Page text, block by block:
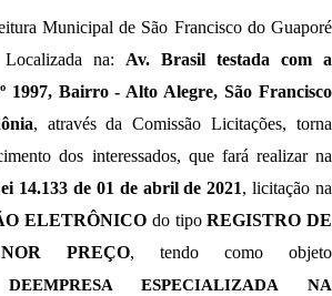
Municipal de São Francisco do Guaporé
na: Av. Brasil testada com a
1997, Bairro - Alto Alegre, São Francisco
, através da Comissão Licitações, torna
dos interessados, que fará realizar na
14.133 de 01 de abril de 2021, licitação na
ELETRÔNICO do tipoREGISTRO DE
PREÇO, tendo como objeto
DEEMPRESA ESPECIALIZADA NA